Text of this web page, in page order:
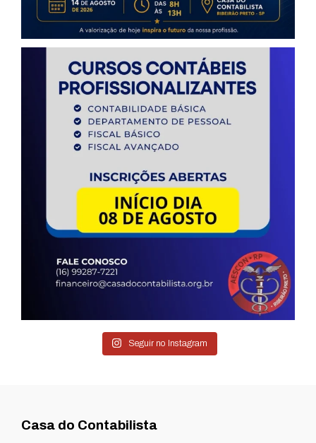
Seguir no Instagram
Casa do Contabilista